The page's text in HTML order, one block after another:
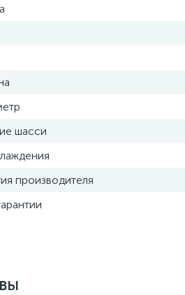
шасси
производителя